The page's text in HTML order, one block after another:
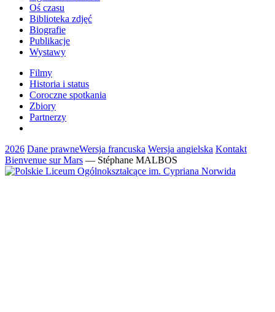
Oś czasu
Biblioteka zdjęć
Biografie
Publikacje
Wystawy
Filmy
Historia i status
Coroczne spotkania
Zbiory
Partnerzy
2026 Dane prawneWersja francuska Wersja angielska Kontakt
Bienvenue sur Mars — Stéphane MALBOS